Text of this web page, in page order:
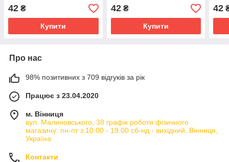
42 ₴
Купити
42₴
Купити
42
Про нас
98% позитивних з 709 відгуків за рік
Працює з 23.04.2020
м. Вінниця
вул. Малиновського, 38 графік роботи фізичного
магазину: пн-пт з 10:00 - 19:00 сб-нд - вихідний, Вінниця,
Україна
Контакти